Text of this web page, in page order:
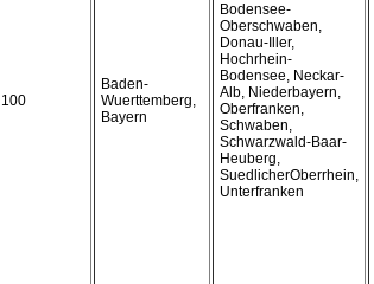
100
Baden-
Wuerttemberg,
Bayern
Bodensee-
Oberschwaben,
Donau-Iller,
Hochrhein-
Bodensee, Neckar-
Alb, Niederbayern,
Oberfranken,
Schwaben,
Schwarzwald-Baar-
Heuberg,
SuedlicherOberrhein,
Unterfranken